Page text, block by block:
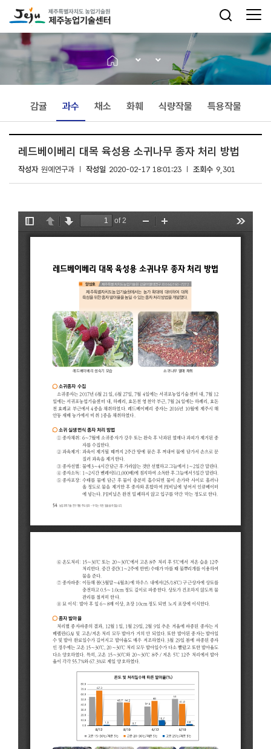
감귤 과수 채소 화훼 식량작물 특용작물
레드베이베리 대목 육성용 소귀나무 종자 처리 방법
작성자 원예연구과 작성일 2020-02-17 18:01:23 조회수 9,301